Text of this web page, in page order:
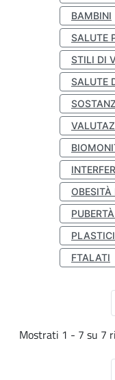
BAMBINI
SALUTE
STILI DI
SALUTE
OBESITÀ
FTALATI
Mostrati 1 - 7 su 7